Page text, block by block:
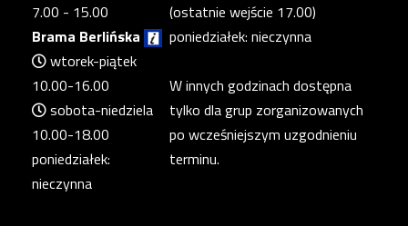
7.00 - 15.00
Brama Berlińska
wtorek-piątek
10.00-16.00
sobota-niedziela
10.00-18.00
poniedziałek:
nieczynna
(ostatnie wejście 17.00)
poniedziałek: nieczynna
W innych godzinach dostępna
tylko dla grup zorganizowanych
po wcześniejszym uzgodnieniu
terminu.